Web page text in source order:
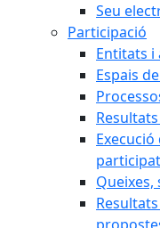
Seu
Participació
Entitats i
Espais